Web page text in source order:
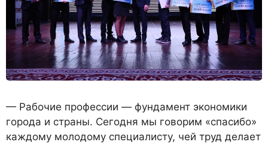
— Рабочие профессии — фундамент экономики
города и страны. Сегодня мы говорим «спасибо»
каждому молодому специалисту, чей труд делает